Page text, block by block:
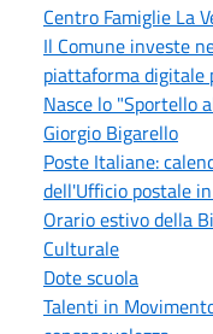
Centro Famiglie La
Il Comune investe
piattaforma digitale
Nasce lo "Sportello
Giorgio Bigarello
Poste Italiane:
dell'Ufficio postale
Orario estivo della
Culturale
Dote scuola
Talenti in